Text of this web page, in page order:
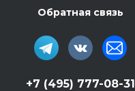
Обратная связь
+7 (495) 777-08-31